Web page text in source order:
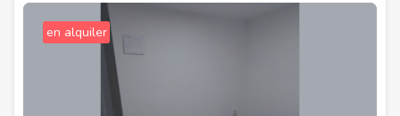
en alquiler